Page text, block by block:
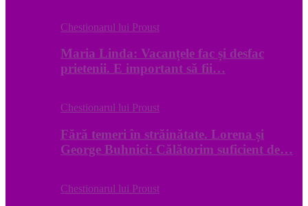
Chestionarul lui Proust
Maria Linda: Vacanțele fac și desfac
prietenii. E important să fii…
Chestionarul lui Proust
Fără temeri în străinătate. Lorena și
George Buhnici: Călătorim suficient de…
Chestionarul lui Proust